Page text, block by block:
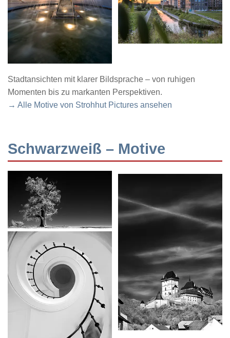
Stadtansichten mit klarer Bildsprache – von ruhigen
Momenten bis zu markanten Perspektiven.
→ Alle Motive von Strohhut Pictures ansehen
Schwarzweiß – Motive